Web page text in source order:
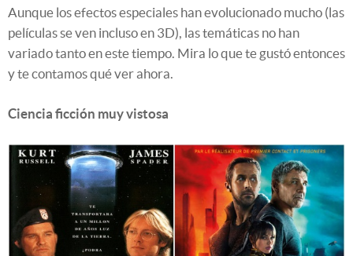
Aunque los efectos especiales han evolucionado mucho (las
películas se ven incluso en 3D), las temáticas no han
variado tanto en este tiempo. Mira lo que te gustó entonces
y te contamos qué ver ahora.
Ciencia ficción muy vistosa